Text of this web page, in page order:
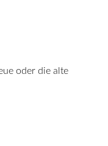
oder die alte